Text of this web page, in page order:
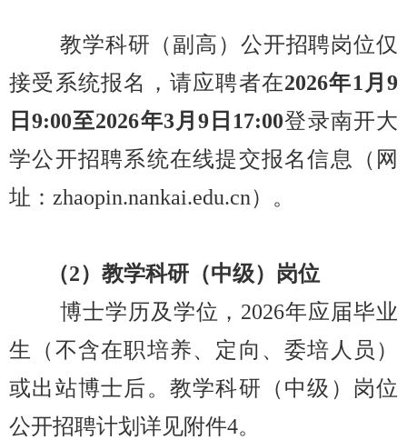
教学科研（副高）公开招聘岗位仅
接受系统报名，请应聘者在2026年1月9
日9:00至2026年3月9日17:00登录南开大
学公开招聘系统在线提交报名信息（网
址：zhaopin.nankai.edu.cn）。
（2）教学科研（中级）岗位
博士学历及学位，2026年应届毕业
生（不含在职培养、定向、委培人员）
或出站博士后。教学科研（中级）岗位
公开招聘计划详见附件4。